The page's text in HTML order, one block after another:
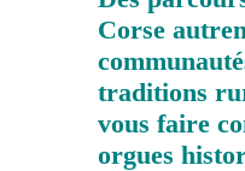
Corse
traditions
vous faire
orgues